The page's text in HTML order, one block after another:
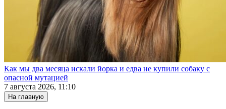
Как мы два месяца искали йорка и едва не купили собаку с
опасной мутацией
7 августа 2026, 11:10
На главную